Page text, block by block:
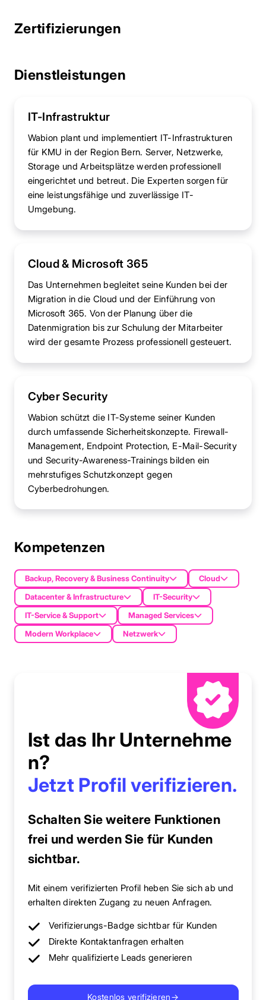
Zertifizierungen
Dienstleistungen
IT-Infrastruktur
Wabion plant und implementiert IT-Infrastrukturen
für KMU in der Region Bern. Server, Netzwerke,
Storage und Arbeitsplätze werden professionell
eingerichtet und betreut. Die Experten sorgen für
eine leistungsfähige und zuverlässige IT-
Umgebung.
Cloud & Microsoft 365
Das Unternehmen begleitet seine Kunden bei der
Migration in die Cloud und der Einführung von
Microsoft 365. Von der Planung über die
Datenmigration bis zur Schulung der Mitarbeiter
wird der gesamte Prozess professionell gesteuert.
Cyber Security
Wabion schützt die IT-Systeme seiner Kunden
durch umfassende Sicherheitskonzepte. Firewall-
Management, Endpoint Protection, E-Mail-Security
und Security-Awareness-Trainings bilden ein
mehrstufiges Schutzkonzept gegen
Cyberbedrohungen.
Kompetenzen
Backup, Recovery & Business Continuity
Cloud
Datacenter & Infrastructure
IT-Security
IT-Service & Support
Managed Services
Modern Workplace
Netzwerk
Ist das Ihr Unternehme
n?
Jetzt Profil verifizieren.
Schalten Sie weitere Funktionen
frei und werden Sie für Kunden
sichtbar.
Mit einem verifizierten Profil heben Sie sich ab und
erhalten direkten Zugang zu neuen Anfragen.
Verifizierungs-Badge sichtbar für Kunden
Direkte Kontaktanfragen erhalten
Mehr qualifizierte Leads generieren
Kostenlos verifizieren→